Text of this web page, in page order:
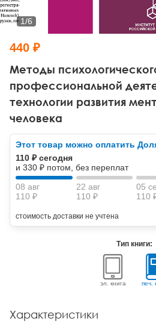
Тревожные расстройства,
Психодрама
Другие направления
Классический, эриксоновский
НЛП
Психология труда и эргономика
Социальная психология
Социальная и организационная
Классический и юнгианский
Методы
профессиональной
технологии развития
человека
1/6
440 ₽
Этот товар можно оплатить
110 ₽ сегодня
и 330 ₽ потом, без переплат
08 авг
110 ₽
22 авг
110 ₽
05
110
стоимость доставки не учтена
Тип книги:
эл. книга печ.
Характеристики